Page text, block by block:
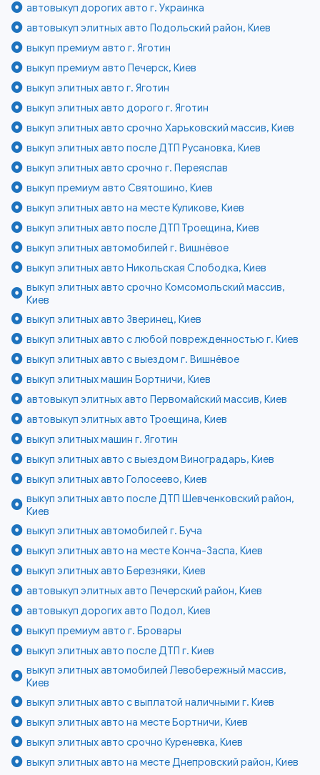
автовыкуп дорогих авто г. Украинка
автовыкуп элитных авто Подольский район, Киев
выкуп премиум авто г. Яготин
выкуп премиум авто Печерск, Киев
выкуп элитных авто г. Яготин
выкуп элитных авто дорого г. Яготин
выкуп элитных авто срочно Харьковский массив, Киев
выкуп элитных авто после ДТП Русановка, Киев
выкуп элитных авто срочно г. Переяслав
выкуп премиум авто Святошино, Киев
выкуп элитных авто на месте Куликове, Киев
выкуп элитных авто после ДТП Троещина, Киев
выкуп элитных автомобилей г. Вишнёвое
выкуп элитных авто Никольская Слободка, Киев
выкуп элитных авто срочно Комсомольский массив,
Киев
выкуп элитных авто Зверинец, Киев
выкуп элитных авто с любой поврежденностью г. Киев
выкуп элитных авто с выездом г. Вишнёвое
выкуп элитных машин Бортничи, Киев
автовыкуп элитных авто Первомайский массив, Киев
автовыкуп элитных авто Троещина, Киев
выкуп элитных машин г. Яготин
выкуп элитных авто с выездом Виноградарь, Киев
выкуп элитных авто Голосеево, Киев
выкуп элитных авто после ДТП Шевченковский район,
Киев
выкуп элитных автомобилей г. Буча
выкуп элитных авто на месте Конча-Заспа, Киев
выкуп элитных авто Березняки, Киев
автовыкуп элитных авто Печерский район, Киев
автовыкуп дорогих авто Подол, Киев
выкуп премиум авто г. Бровары
выкуп элитных авто после ДТП г. Киев
выкуп элитных автомобилей Левобережный массив,
Киев
выкуп элитных авто с выплатой наличными г. Киев
выкуп элитных авто на месте Бортничи, Киев
выкуп элитных авто срочно Куреневка, Киев
выкуп элитных авто на месте Днепровский район, Киев